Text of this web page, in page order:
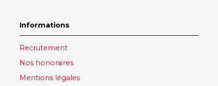
Informations
Recrutement
Nos honoraires
Mentions légales